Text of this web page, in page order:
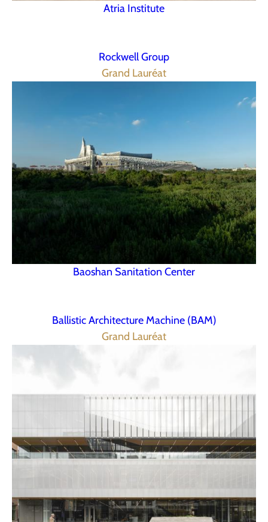
Atria Institute
Rockwell Group
Grand Lauréat
Baoshan Sanitation Center
Ballistic Architecture Machine (BAM)
Grand Lauréat